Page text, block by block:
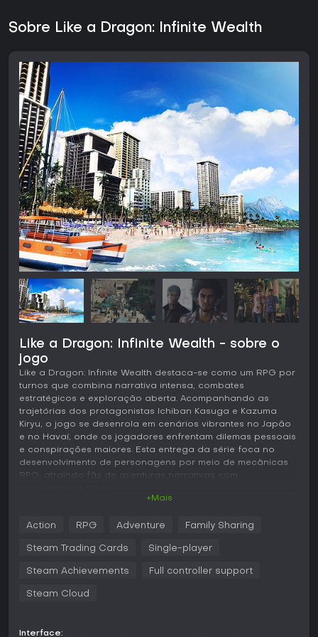
Sobre Like a Dragon: Infinite Wealth
Like a Dragon: Infinite Wealth - sobre o
jogo
Like a Dragon: Infinite Wealth destaca-se como um RPG por
turnos que combina narrativa intensa, combates
estratégicos e exploração aberta. Acompanhando as
trajetórias dos protagonistas Ichiban Kasuga e Kazuma
Kiryu, o jogo se desenrola em cenários vibrantes no Japão
e no Havaí, onde os jogadores enfrentam dilemas pessoais
e conspirações maiores. Esta entrega da série foca no
desenvolvimento de personagens por meio de mecânicas
RPG, atraindo fãs de aventuras narrativas com
O coração de Like a Dragon: Infinite Wealth está no
combate por turnos, em que você comanda um grupo de
para ganhar vantagens estratégicas. Escolha ações para
únicos que permitem customização e adaptação de skills
improvisar armas do cenário, trazendo imprevisibilidade às
+Mais
Action RPG Adventure Family Sharing
Steam Trading Cards Single-player
Steam Achievements Full controller support
Steam Cloud
Interface: